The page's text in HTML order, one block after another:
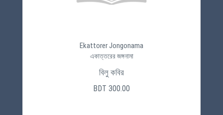
Ekattorer Jongonama
একাত্তরের জঙ্গনামা
বিলু কবির
BDT 300.00